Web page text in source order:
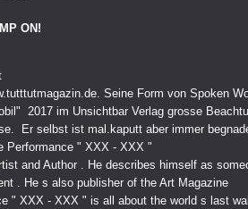
ON!
Seine Form von Spoken
2017 im Unsichtbar Verlag grosse
Er selbst ist mal.kaputt aber immer
Performance " XXX - XXX "
and Author . He describes himself as
. He s also publisher of the Art Magazine
" XXX - XXX " is all about the world s last